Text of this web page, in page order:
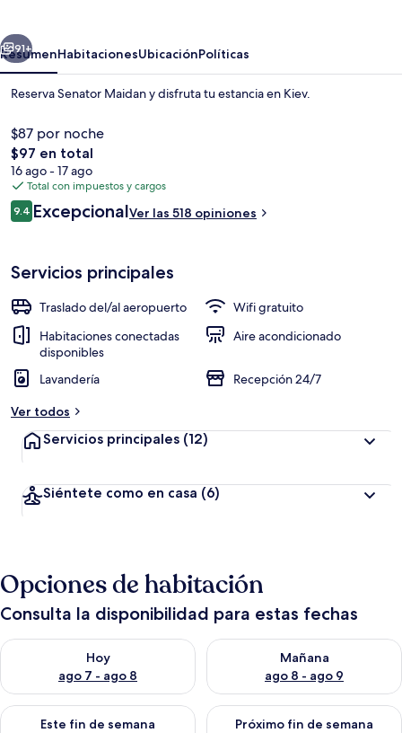
Siguiente
91+
ResumenHabitacionesUbicaciónPolíticas
Reserva Senator Maidan y disfruta tu estancia en Kiev.
$87 por noche
El
precio
total
es
de
$97 en total
16 ago - 17 ago
Total con impuestos y cargos
Opiniones
9.49.4 de 10,
ExcepcionalVer las 518 opiniones
Servicios principales
Traslado del/al aeropuerto
Wifi gratuito
Habitaciones conectadas
disponibles
Aire acondicionado
Lavandería
Recepción 24/7
Ver todos
Servicios principales (12)
Siéntete como en casa (6)
Opciones de habitación
Consulta la disponibilidad para estas fechas
Hoy
ago 7 - ago 8
Consulta la disponibilidad para hoy ago 7 - ago 8
Mañana
ago 8 - ago 9
Consulta la disponibilidad
Este fin de semana
Consulta la disponibilidad para este fin de semana ago 7 -
Próximo fin de semana
Consulta la disponibilidad